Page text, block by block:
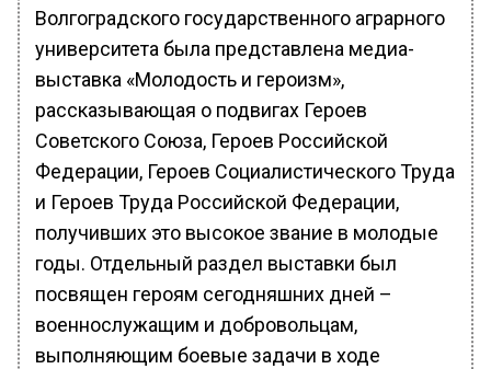
Волгоградского государственного аграрного
университета была представлена медиа-
выставка «Молодость и героизм»,
рассказывающая о подвигах Героев
Советского Союза, Героев Российской
Федерации, Героев Социалистического Труда
и Героев Труда Российской Федерации,
получивших это высокое звание в молодые
годы. Отдельный раздел выставки был
посвящен героям сегодняшних дней –
военнослужащим и добровольцам,
выполняющим боевые задачи в ходе